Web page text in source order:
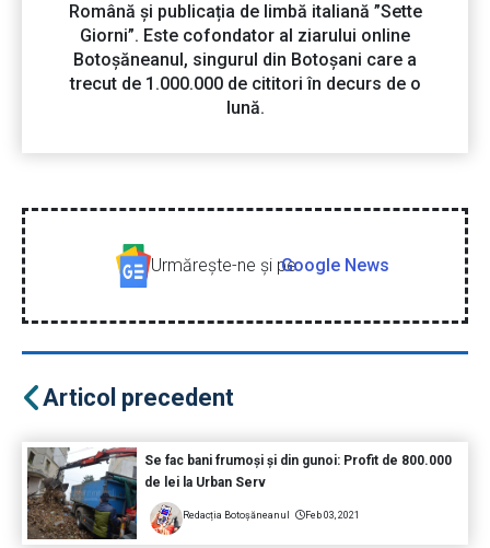
Română și publicația de limbă italiană ”Sette
Giorni”. Este cofondator al ziarului online
Botoșăneanul, singurul din Botoșani care a
trecut de 1.000.000 de cititori în decurs de o
lună.
Urmăreşte-ne şi peGoogle News
Articol precedent
Se fac bani frumoși și din gunoi: Profit de 800.000
de lei la Urban Serv
Redacția Botoșăneanul Feb 03, 2021